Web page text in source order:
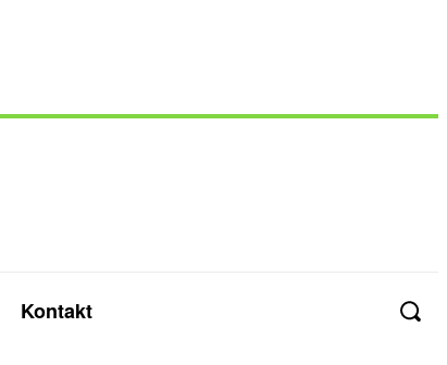
Kontakt